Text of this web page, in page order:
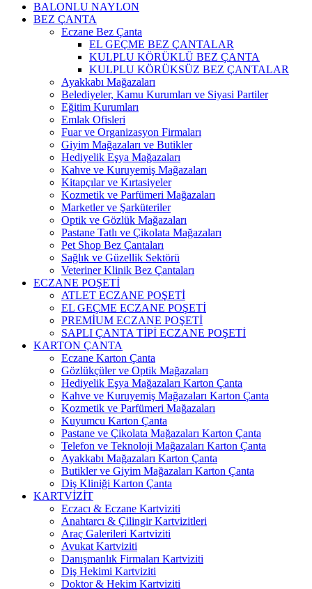
BALONLU NAYLON
BEZ ÇANTA
Eczane Bez Çanta
EL GEÇME BEZ ÇANTALAR
KULPLU KÖRÜKLÜ BEZ ÇANTA
KULPLU KÖRÜKSÜZ BEZ ÇANTALAR
Ayakkabı Mağazaları
Belediyeler, Kamu Kurumları ve Siyasi Partiler
Eğitim Kurumları
Emlak Ofisleri
Fuar ve Organizasyon Firmaları
Giyim Mağazaları ve Butikler
Hediyelik Eşya Mağazaları
Kahve ve Kuruyemiş Mağazaları
Kitapçılar ve Kırtasiyeler
Kozmetik ve Parfümeri Mağazaları
Marketler ve Şarküteriler
Optik ve Gözlük Mağazaları
Pastane Tatlı ve Çikolata Mağazaları
Pet Shop Bez Çantaları
Sağlık ve Güzellik Sektörü
Veteriner Klinik Bez Çantaları
ECZANE POŞETİ
ATLET ECZANE POŞETİ
EL GEÇME ECZANE POŞETİ
PREMİUM ECZANE POŞETİ
SAPLI ÇANTA TİPİ ECZANE POŞETİ
KARTON ÇANTA
Eczane Karton Çanta
Gözlükçüler ve Optik Mağazaları
Hediyelik Eşya Mağazaları Karton Çanta
Kahve ve Kuruyemiş Mağazaları Karton Çanta
Kozmetik ve Parfümeri Mağazaları
Kuyumcu Karton Çanta
Pastane ve Çikolata Mağazaları Karton Çanta
Telefon ve Teknoloji Mağazaları Karton Çanta
Ayakkabı Mağazaları Karton Çanta
Butikler ve Giyim Mağazaları Karton Çanta
Diş Kliniği Karton Çanta
KARTVİZİT
Eczacı & Eczane Kartviziti
Anahtarcı & Çilingir Kartvizitleri
Araç Galerileri Kartviziti
Avukat Kartviziti
Danışmanlık Firmaları Kartviziti
Diş Hekimi Kartviziti
Doktor & Hekim Kartviziti